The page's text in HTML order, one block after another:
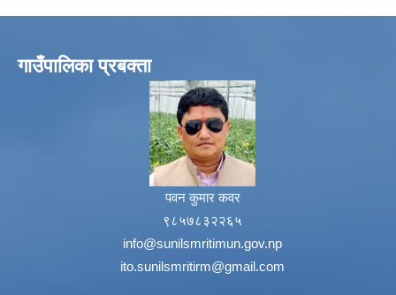
गाउँपालिका प्रबक्ता
पवन कुमार कवर
९८५७८३२२६५
info@sunilsmritimun.gov.np
ito.sunilsmritirm@gmail.com